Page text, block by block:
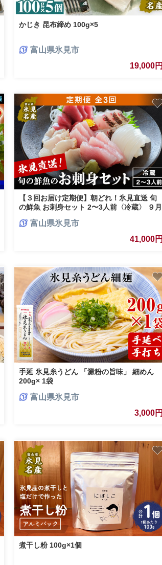
かじき 昆布締め 100g×5
富山県氷見市
19,000円
【３回お届け定期便】朝どれ！氷見直送 旬
の鮮魚 お刺身セット 2〜3人前〈冷蔵〉 ９月
お届け富山県氷見市
41,000円
手延 氷見糸うどん 「澱粉の旨味」 細めん
200g× 1袋
富山県氷見市
3,000円
煮干し粉 100g×1個